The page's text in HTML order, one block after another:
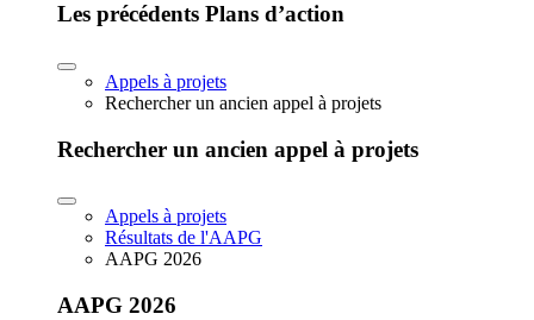
Les précédents Plans d’action
Appels à projets
Rechercher un ancien appel à projets
Rechercher un ancien appel à projets
Appels à projets
Résultats de l'AAPG
AAPG 2026
AAPG 2026